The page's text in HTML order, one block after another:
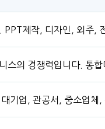
PPT제작, 디자인, 외주,
스의 경쟁력입니다. 통
기업, 관공서, 중소업체,